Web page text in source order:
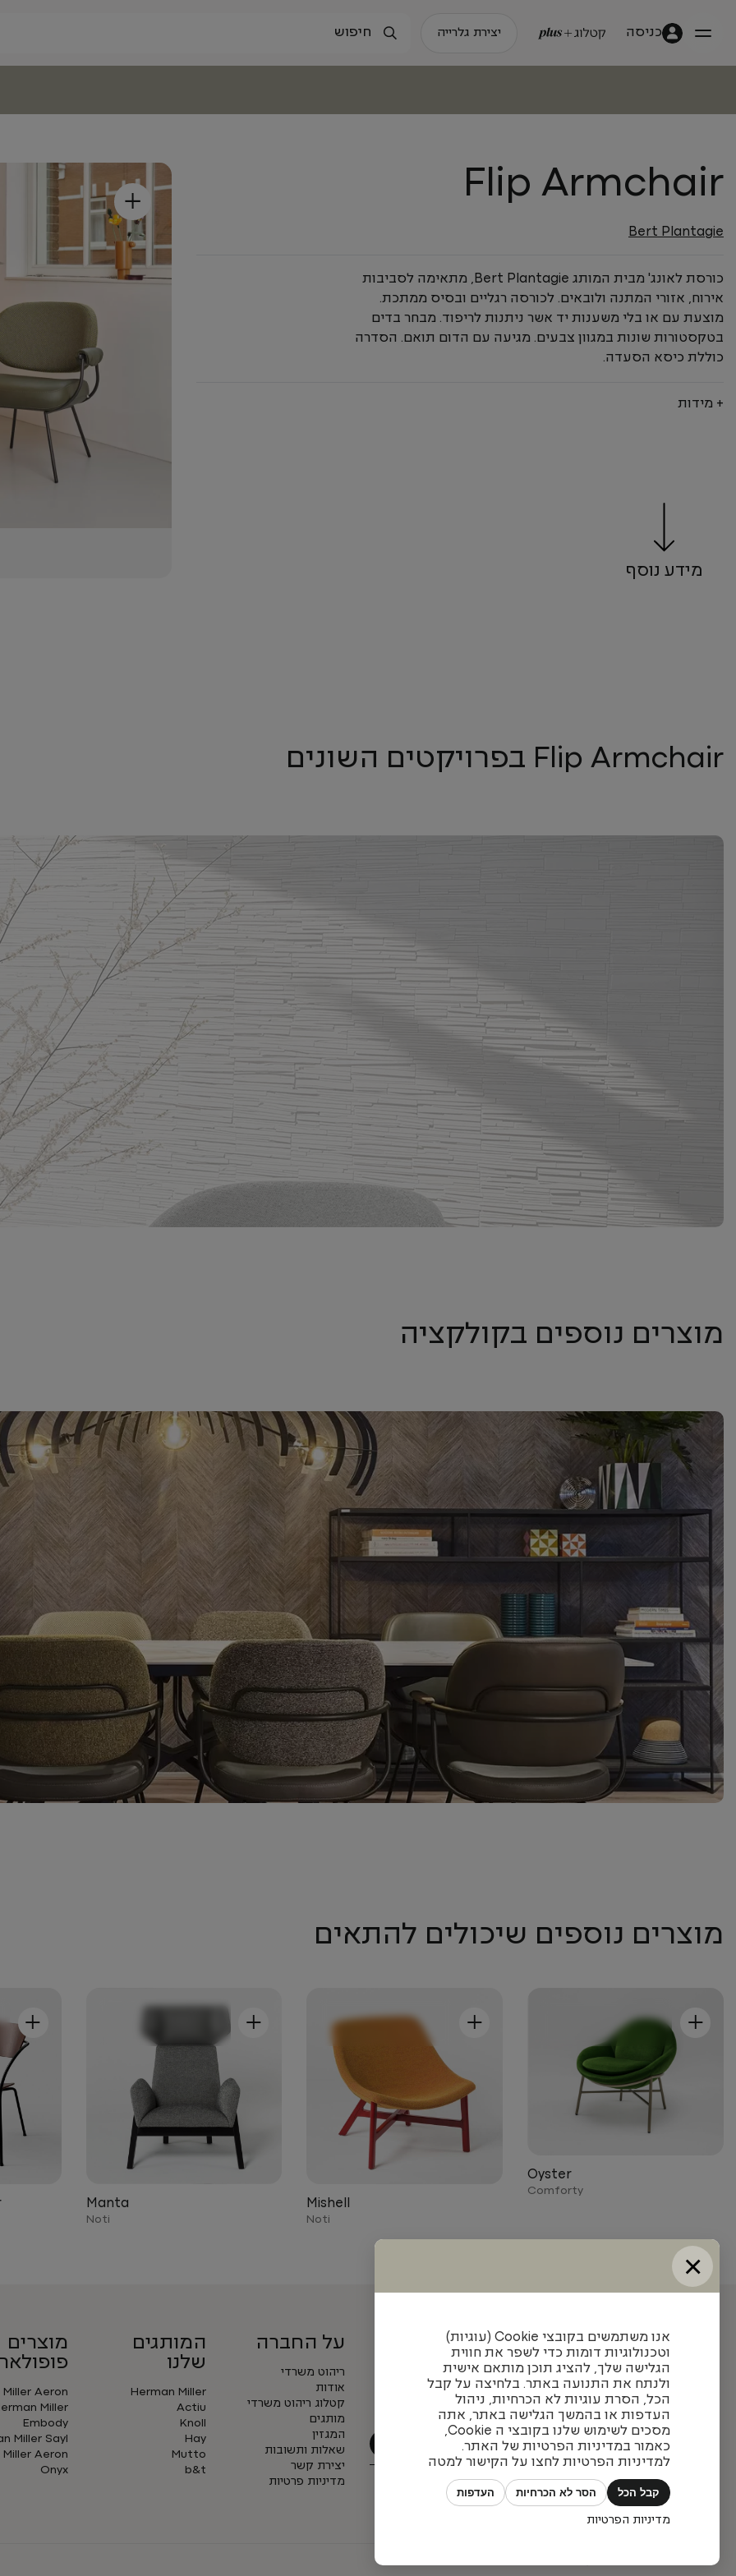
כניסה יצירת גלרייה
+ Flip Armchair
Bert Plantagie
כורסת לאונג' מבית המותג Bert Plantagie, מתאימה לסביבות
אירוח, אזורי המתנה ולובאים. לכורסה רגליים ובסיס ממתכת.
מוצעת עם או בלי משענות יד אשר ניתנות לריפוד. מבחר בדים
בטקסטורות שונות במגוון צבעים. מגיעה עם הדום תואם. הסדרה
כוללת כיסא הסעדה.
+ מידות
מידע נוסף
Flip Armchair בפרויקטים השונים
מוצרים נוספים בקולקציה
מוצרים נוספים שיכולים להתאים
+
Oyster
Comforty
+
Mishell
Noti
+
Manta
Noti
+
עדכונים והשראה מאיתנו
הצטרפו לניוזלטר שלנו כדי להתעדכן בעיצובים חדשים,
פרויקטים מעניינים ומגמות בתחום
על החברה
ריהוט משרדי
אודות
קטלוג ריהוט משרדי
מותגים
המגזין
שאלות ותשובות
יצירת קשר
מדיניות פרטיות
המותגים
שלנו
Herman Miller
Actiu
Knoll
Hay
Mutto
b&t
מוצרים
Aeron
Miller
Embody
Miller Sayl
Aeron
Onyx
כל הזכויות שמורות © פיטרו ריהוט משרדי 2026
×
אנו משתמשים בקובצי Cookie (עוגיות)
וטכנולוגיות דומות כדי לשפר את חווית
הגלישה שלך, להציג תוכן מותאם אישית
ולנתח את התנועה באתר. בלחיצה על קבל
הכל, הסרת עוגיות לא הכרחיות, ניהול
העדפות או בהמשך הגלישה באתר, אתה
מסכים לשימוש שלנו בקובצי ה Cookie,
כאמור במדיניות הפרטיות של האתר.
למדיניות הפרטיות לחצו על הקישור למטה
קבל הכל הסר לא הכרחיות העדפות
מדיניות הפרטיות